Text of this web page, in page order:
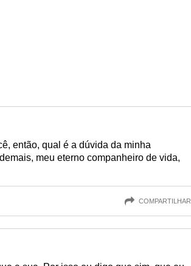
então, qual é a dúvida da minha
meu eterno companheiro de vida,
COMPARTILHAR